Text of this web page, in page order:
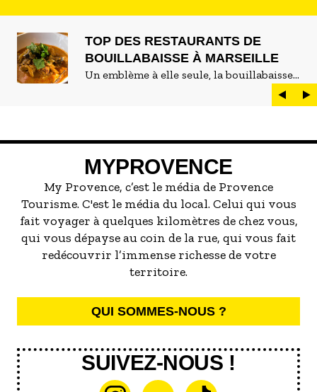
TOP DES RESTAURANTS DE
BOUILLABAISSE À MARSEILLE
Un emblème à elle seule, la bouillabaisse
est LE plat marseillais par excellence. On
peut d'ailleurs vite être submergé·e par la
servir la meilleure...
MYPROVENCE
My Provence, c’est le média de Provence
Tourisme. C'est le média du local. Celui qui vous
fait voyager à quelques kilomètres de chez vous,
qui vous dépayse au coin de la rue, qui vous fait
redécouvrir l’immense richesse de votre
territoire.
QUI SOMMES-NOUS ?
SUIVEZ-NOUS !